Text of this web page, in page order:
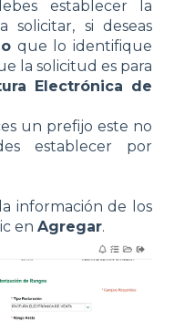
establecer la
solicitar, si deseas
que lo identifique
la solicitud es para
Electrónica de
un prefijo este no
establecer por
información de los
en Agregar.